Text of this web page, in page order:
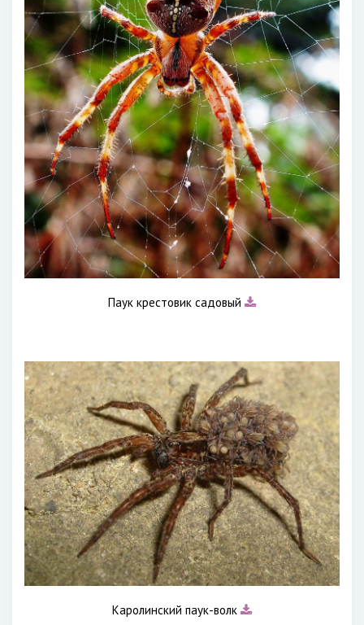
Паук крестовик садовый
Каролинский паук-волк